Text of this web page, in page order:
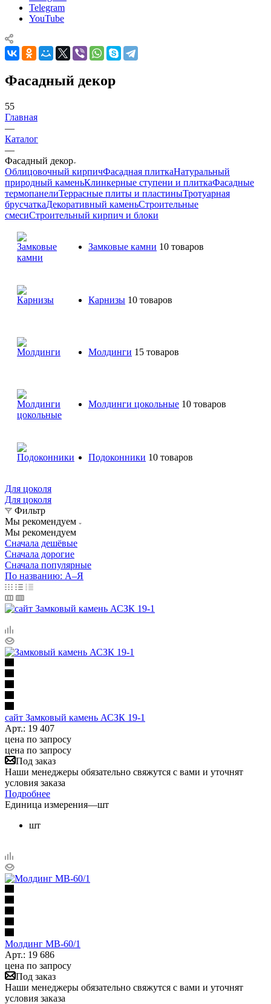
Telegram
YouTube
Фасадный декор
55
Главная
—
Каталог
—
Фасадный декор
Облицовочный кирпичФасадная плиткаНатуральный
природный каменьКлинкерные ступени и плиткаФасадные
термопанелиТеррасные плиты и пластиныТротуарная
брусчаткаДекоративный каменьСтроительные
смесиСтроительный кирпич и блоки
Замковые камни 10 товаров
Карнизы 10 товаров
Молдинги 15 товаров
Молдинги цокольные 10 товаров
Подоконники 10 товаров
Для цоколя
Для цоколя
Фильтр
Мы рекомендуем
Мы рекомендуем
Сначала дешёвые
Сначала дорогие
Сначала популярные
По названию: А–Я
сайт Замковый камень АСЗК 19-1
Арт.: 19 407
цена по запросу
цена по запросу
Под заказ
Наши менеджеры обязательно свяжутся с вами и уточнят
условия заказа
Подробнее
Единица измерения—шт
шт
Молдинг МВ-60/1
Арт.: 19 686
цена по запросу
Под заказ
Наши менеджеры обязательно свяжутся с вами и уточнят
условия заказа